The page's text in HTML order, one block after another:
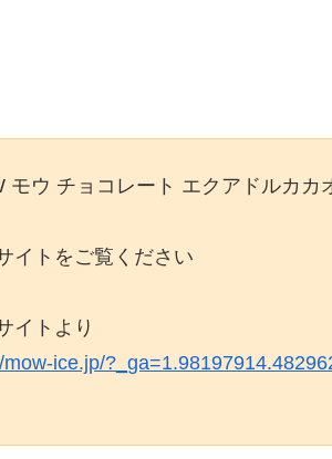
モウ チョコレート エクアドルカカ
イトをご覧ください
イトより
mow-ice.jp/